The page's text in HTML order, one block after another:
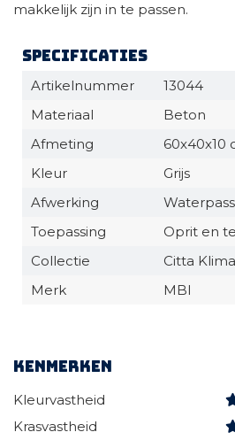
makkelijk zijn in te passen.
Specificaties
Artikelnummer
13044
Materiaal
Beton
Afmeting
60x40x10
Kleur
Grijs
Afwerking
Toepassing
Oprit en
Collectie
Citta
Merk
MBI
Kenmerken
Kleurvastheid
Krasvastheid